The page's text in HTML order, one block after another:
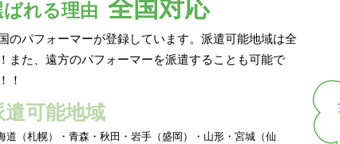
ばれる理由 全国対応
のパフォーマーが登録しています。派遣可能地域は全
また、遠方のパフォーマーを派遣することも可能で
！
遣可能地域
道（札幌）・青森・秋田・岩手（盛岡）・山形・宮城（仙